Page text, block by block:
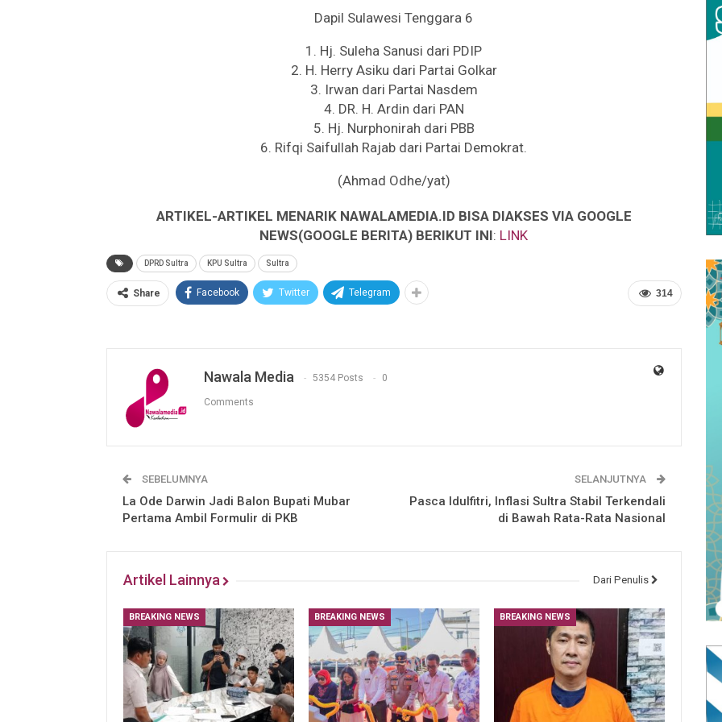
Dapil Sulawesi Tenggara 6
1. Hj. Suleha Sanusi dari PDIP
2. H. Herry Asiku dari Partai Golkar
3. Irwan dari Partai Nasdem
4. DR. H. Ardin dari PAN
5. Hj. Nurphonirah dari PBB
6. Rifqi Saifullah Rajab dari Partai Demokrat.
(Ahmad Odhe/yat)
ARTIKEL-ARTIKEL MENARIK NAWALAMEDIA.ID BISA DIAKSES VIA GOOGLE
NEWS(GOOGLE BERITA) BERIKUT INI: LINK
DPRD Sultra KPU Sultra Sultra
314
Share Facebook Twitter Telegram
Nawala Media 5354 Posts 0
Comments
SEBELUMNYA
La Ode Darwin Jadi Balon Bupati Mubar
Pertama Ambil Formulir di PKB
SELANJUTNYA
Pasca Idulfitri, Inflasi Sultra Stabil Terkendali
di Bawah Rata-Rata Nasional
Artikel Lainnya Dari Penulis
BREAKING NEWS BREAKING NEWS BREAKING NEWS